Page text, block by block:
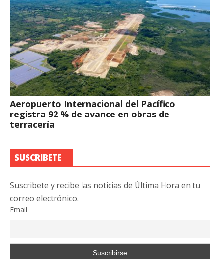
Aeropuerto Internacional del Pacífico
registra 92 % de avance en obras de
terracería
SUSCRIBETE
Suscribete y recibe las noticias de Última Hora en tu
correo electrónico.
Email